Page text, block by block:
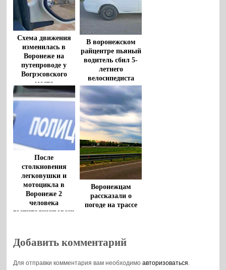
Схема движения
изменилась в
Воронеже на
путепроводе у
Вогрэсовского
моста
В воронежском
райцентре пьяный
водитель сбил 5-
летнего
велосипедиста
После
столкновения
легковушки и
мотоцикла в
Воронеже 2
человека
госпитализированы
Воронежцам
рассказали о
погоде на трассе
Добавить комментарий
Для отправки комментария вам необходимоавторизоваться.